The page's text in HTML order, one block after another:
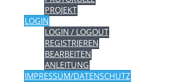
PROJEKT
LOGIN
LOGIN / LOGOUT
REGISTRIEREN
BEARBEITEN
ANLEITUNG
IMPRESSUM/DATENSCHUTZ